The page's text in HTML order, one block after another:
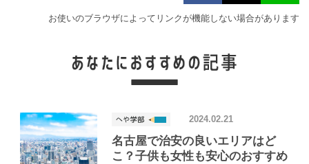
お使いのブラウザによってリンクが機能しない場合があります
名古屋で治安の良いエリアはど
こ？子供も女性も安心のおすすめ
2024.02.21